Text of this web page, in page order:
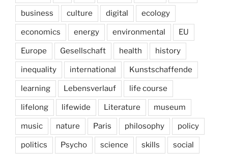
business culture digital ecology
economics energy environmental EU
Europe Gesellschaft health history
inequality international Kunstschaffende
learning Lebensverlauf life course
lifelong lifewide Literature museum
music nature Paris philosophy policy
politics Psycho science skills social